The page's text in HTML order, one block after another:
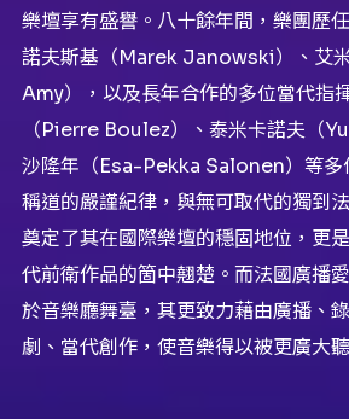
樂壇享有盛譽。八十餘年間，樂團歷
諾夫斯基（Marek Janowski）、艾
Amy），以及長年合作的多位當代指
（Pierre Boulez）、泰米卡諾夫（
沙隆年（Esa-Pekka Salonen）等多
稱道的嚴謹紀律，與無可取代的獨到
奠定了其在國際樂壇的穩固地位，更
代前衛作品的箇中翹楚。而法國廣播
於音樂廳舞臺，其更致力藉由廣播、
劇、當代創作，使音樂得以被更廣大